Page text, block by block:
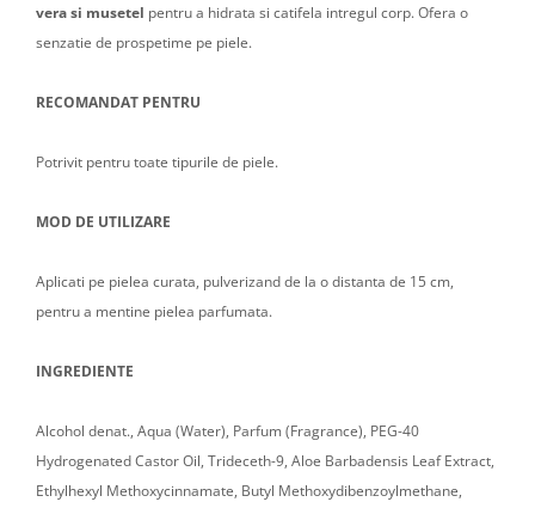
vera si musetel pentru a hidrata si catifela intregul corp. Ofera o
senzatie de prospetime pe piele.
RECOMANDAT PENTRU
Potrivit pentru toate tipurile de piele.
MOD DE UTILIZARE
Aplicati pe pielea curata, pulverizand de la o distanta de 15 cm,
pentru a mentine pielea parfumata.
INGREDIENTE
Alcohol denat., Aqua (Water), Parfum (Fragrance), PEG-40
Hydrogenated Castor Oil, Trideceth-9, Aloe Barbadensis Leaf Extract,
Ethylhexyl Methoxycinnamate, Butyl Methoxydibenzoylmethane,